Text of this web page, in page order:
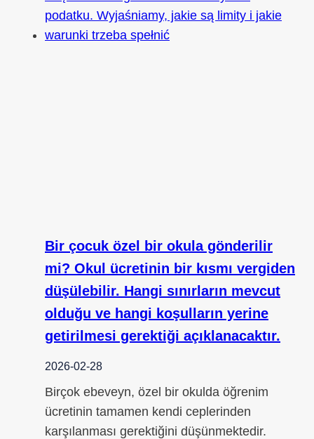
Bir çocuk özel bir okula gönderilir
mi? Okul ücretinin bir kısmı vergiden
düşülebilir. Hangi sınırların mevcut
olduğu ve hangi koşulların yerine
getirilmesi gerektiği açıklanacaktır.
2026-02-28
Birçok ebeveyn, özel bir okulda öğrenim
ücretinin tamamen kendi ceplerinden
karşılanması gerektiğini düşünmektedir.